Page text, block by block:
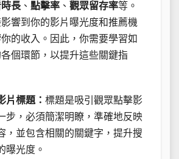
長 、 點擊率 、 觀眾留存率等。
響到你的影片曝光度和推薦機
的收入。因此，你需要學習如
個環節，以提升這些關鍵指
片標題： 標題是吸引觀眾點擊影
步，必須簡潔明瞭，準確地反映
，並包含相關的關鍵字，提升搜
曝光度。